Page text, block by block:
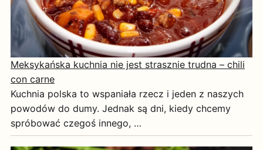
Meksykańska kuchnia nie jest strasznie trudna – chili
con carne
Kuchnia polska to wspaniała rzecz i jeden z naszych
powodów do dumy. Jednak są dni, kiedy chcemy
spróbować czegoś innego, …